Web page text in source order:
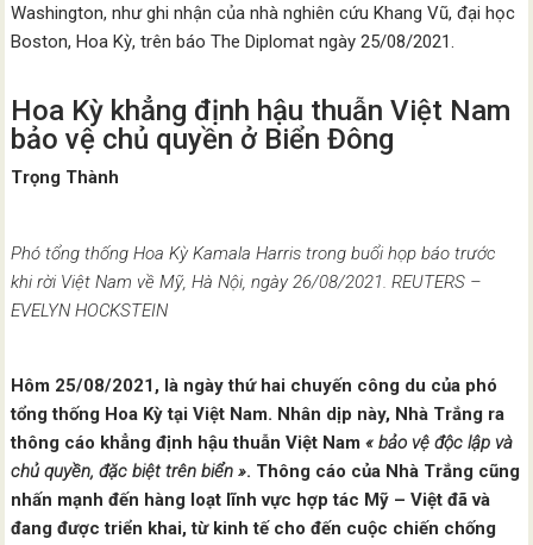
Washington, như ghi nhận của nhà nghiên cứu Khang Vũ, đại học
Boston, Hoa Kỳ, trên báo The Diplomat ngày 25/08/2021.
Hoa Kỳ khẳng định hậu thuẫn Việt Nam
bảo vệ chủ quyền ở Biển Đông
Trọng Thành
Phó tổng thống Hoa Kỳ Kamala Harris trong buổi họp báo trước
khi rời Việt Nam về Mỹ, Hà Nội, ngày 26/08/2021. REUTERS –
EVELYN HOCKSTEIN
Hôm 25/08/2021, là ngày thứ hai chuyến công du của phó
tổng thống Hoa Kỳ tại Việt Nam. Nhân dịp này, Nhà Trắng ra
thông cáo khẳng định hậu thuẫn Việt Nam« bảo vệ độc lập và
chủ quyền, đặc biệt trên biển ». Thông cáo của Nhà Trắng cũng
nhấn mạnh đến hàng loạt lĩnh vực hợp tác Mỹ – Việt đã và
đang được triển khai, từ kinh tế cho đến cuộc chiến chống